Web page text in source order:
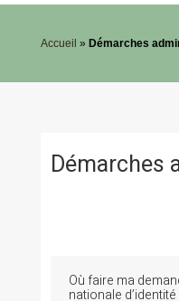
Accueil » Démarches
Démarches
Où faire ma
nationale